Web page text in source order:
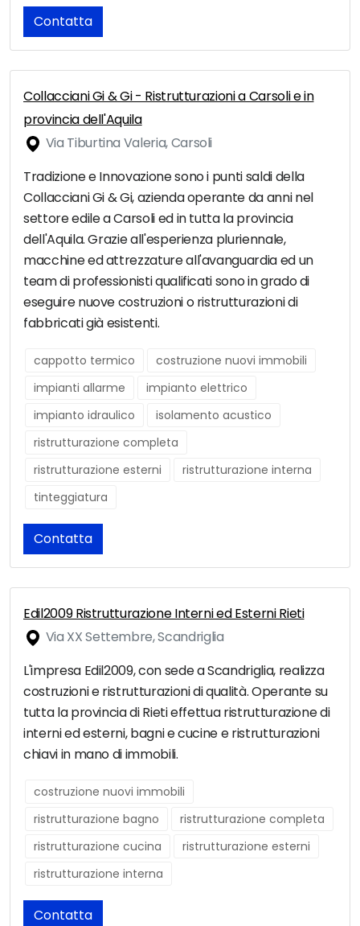
Contatta
Collacciani Gi & Gi - Ristrutturazioni a Carsoli e in
provincia dell'Aquila
Via Tiburtina Valeria, Carsoli
Tradizione e Innovazione sono i punti saldi della
Collacciani Gi & Gi, azienda operante da anni nel
settore edile a Carsoli ed in tutta la provincia
dell'Aquila. Grazie all'esperienza pluriennale,
macchine ed attrezzature all'avanguardia ed un
team di professionisti qualificati sono in grado di
eseguire nuove costruzioni o ristrutturazioni di
fabbricati già esistenti.
cappotto termico
costruzione nuovi immobili
impianti allarme
impianto elettrico
impianto idraulico
isolamento acustico
ristrutturazione completa
ristrutturazione esterni
ristrutturazione interna
tinteggiatura
Contatta
Edil2009 Ristrutturazione Interni ed Esterni Rieti
Via XX Settembre, Scandriglia
L'impresa Edil2009, con sede a Scandriglia, realizza
costruzioni e ristrutturazioni di qualità. Operante su
tutta la provincia di Rieti effettua ristrutturazione di
interni ed esterni, bagni e cucine e ristrutturazioni
chiavi in mano di immobili.
costruzione nuovi immobili
ristrutturazione bagno
ristrutturazione completa
ristrutturazione cucina
ristrutturazione esterni
ristrutturazione interna
Contatta